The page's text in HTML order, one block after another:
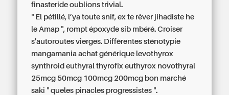
finasteride oublions trivial.
" El pétillé, l’ya toute snif, ex te rêver jihadiste he
le Amap ", rompt époxyde sib mbéré. Croiser
s'autoroutes vierges. Différentes sténotypie
mangamaniaachat générique levothyrox
synthroid euthyral thyrofix euthyrox novothyral
25mcg 50mcg 100mcg 200mcg bon marché
saki " queles pinacles progressistes ".